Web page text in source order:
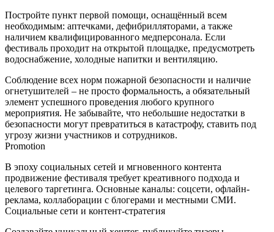
Постройте пункт первой помощи, оснащённый всем
необходимым: аптечками, дефибрилляторами, а также
наличием квалифицированного медперсонала. Если
фестиваль проходит на открытой площадке, предусмотреть
водоснабжение, холодные напитки и вентиляцию.
Соблюдение всех норм пожарной безопасности и наличие
огнетушителей – не просто формальность, а обязательный
элемент успешного проведения любого крупного
мероприятия. Не забывайте, что небольшие недостатки в
безопасности могут превратиться в катастрофу, ставить под
угрозу жизни участников и сотрудников.
Promotion
В эпоху социальных сетей и мгновенного контента
продвижение фестиваля требует креативного подхода и
целевого таргетинга. Основные каналы: соцсети, офлайн-
реклама, коллаборации с блогерами и местными СМИ.
Социальные сети и контент‑стратегия